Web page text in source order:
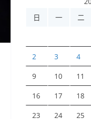
日
一 二
2 3 4
9 10 11
16 17 18
23 24 25